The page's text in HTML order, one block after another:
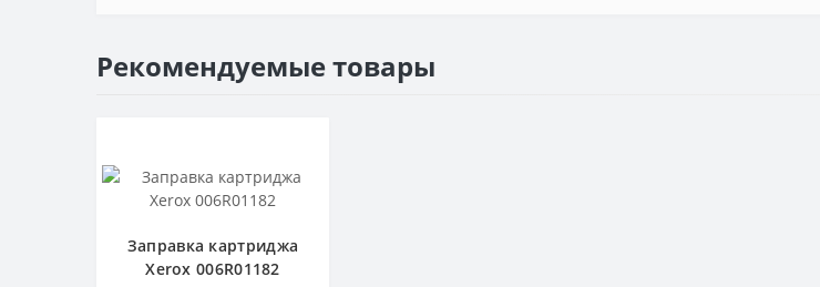
Рекомендуемые товары
Заправка картриджа
Xerox 006R01182